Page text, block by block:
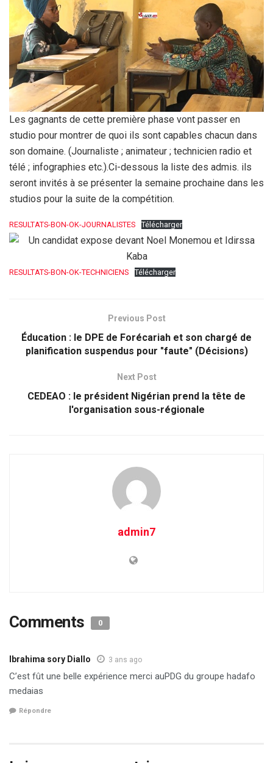
Les gagnants de cette première phase vont passer en
studio pour montrer de quoi ils sont capables chacun dans
son domaine. (Journaliste ; animateur ; technicien radio et
télé ; infographies etc.).Ci-dessous la liste des admis. ils
seront invités à se présenter la semaine prochaine dans les
studios pour la suite de la compétition.
RESULTATS-BON-OK-JOURNALISTES Télécharger
RESULTATS-BON-OK-TECHNICIENS Télécharger
Previous Post
Éducation : le DPE de Forécariah et son chargé de
planification suspendus pour "faute" (Décisions)
Next Post
CEDEAO : le président Nigérian prend la tête de
l'organisation sous-régionale
admin7
Comments 0
Ibrahima sory Diallo 3 ans ago
C’est fût une belle expérience merci auPDG du groupe hadafo
medaias
Répondre